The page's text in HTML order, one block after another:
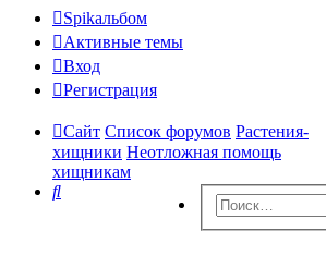
Spikальбом
Активные темы
Вход
Регистрация
Сайт Список форумов Растения-
хищники Неотложная помощь
хищникам
Поиск